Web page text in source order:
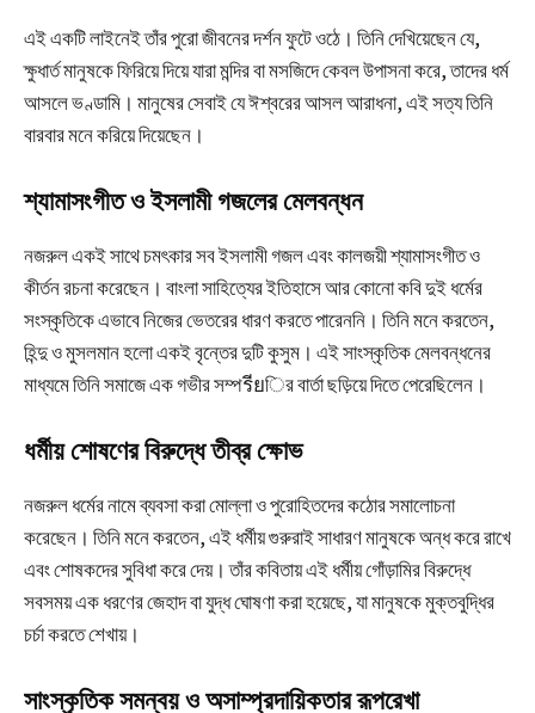
এই একটি লাইনেই তাঁর পুরো জীবনের দর্শন ফুটে ওঠে। তিনি দেখিয়েছেন যে,
ক্ষুধার্ত মানুষকে ফিরিয়ে দিয়ে যারা মন্দির বা মসজিদে কেবল উপাসনা করে, তাদের ধর্ম
আসলে ভণ্ডামি। মানুষের সেবাই যে ঈশ্বরের আসল আরাধনা, এই সত্য তিনি
বারবার মনে করিয়ে দিয়েছেন।
শ্যামাসংগীত ও ইসলামী গজলের মেলবন্ধন
নজরুল একই সাথে চমৎকার সব ইসলামী গজল এবং কালজয়ী শ্যামাসংগীত ও
কীর্তন রচনা করেছেন। বাংলা সাহিত্যের ইতিহাসে আর কোনো কবি দুই ধর্মের
সংস্কৃতিকে এভাবে নিজের ভেতরের ধারণ করতে পারেননি। তিনি মনে করতেন,
হিন্দু ও মুসলমান হলো একই বৃন্তের দুটি কুসুম। এই সাংস্কৃতিক মেলবন্ধনের
মাধ্যমে তিনি সমাজে এক গভীর সম্পรียির বার্তা ছড়িয়ে দিতে পেরেছিলেন।
ধর্মীয় শোষণের বিরুদ্ধে তীব্র ক্ষোভ
নজরুল ধর্মের নামে ব্যবসা করা মোল্লা ও পুরোহিতদের কঠোর সমালোচনা
করেছেন। তিনি মনে করতেন, এই ধর্মীয় গুরুরাই সাধারণ মানুষকে অন্ধ করে রাখে
এবং শোষকদের সুবিধা করে দেয়। তাঁর কবিতায় এই ধর্মীয় গোঁড়ামির বিরুদ্ধে
সবসময় এক ধরণের জেহাদ বা যুদ্ধ ঘোষণা করা হয়েছে, যা মানুষকে মুক্তবুদ্ধির
চর্চা করতে শেখায়।
সাংস্কৃতিক সমন্বয় ও অসাম্প্রদায়িকতার রূপরেখা